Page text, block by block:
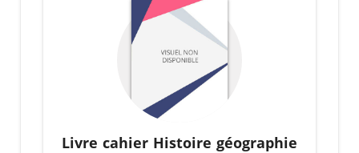
Livre cahier Histoire géographie